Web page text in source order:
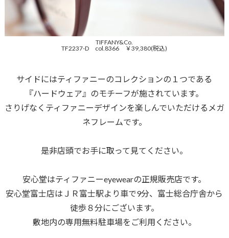
TIFFANY&Co.
TF2237-D col.8366 ￥39,380(税込)
サイドにはティファニーのコレクションの１つである
『ハードウェア』のモチーフが施されています。
さりげなくティファニーデザインを楽しんでいただけるメガ
ネフレームです。
是非店頭でお手に取って見てください。
安心堂はティファニーeyewearの正規販売店です。
安心堂富士店はＪＲ富士駅より車で9分、富士総合庁舎から
徒歩８分にございます。
敷地内の専用無料駐車場をご利用ください。